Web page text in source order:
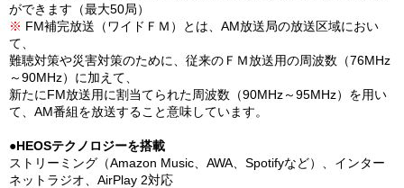
ができます（最大50局）
※ FM補完放送（ワイドＦＭ）とは、AM放送局の放送区域におい
て、
難聴対策や災害対策のために、従来のＦＭ放送用の周波数（76MHz
～90MHz）に加えて、
新たにFM放送用に割当てられた周波数（90MHz～95MHz）を用い
て、AM番組を放送すること意味しています。
●HEOSテクノロジーを搭載
ストリーミング（Amazon Music、AWA、Spotifyなど）、インター
ネットラジオ、AirPlay 2対応